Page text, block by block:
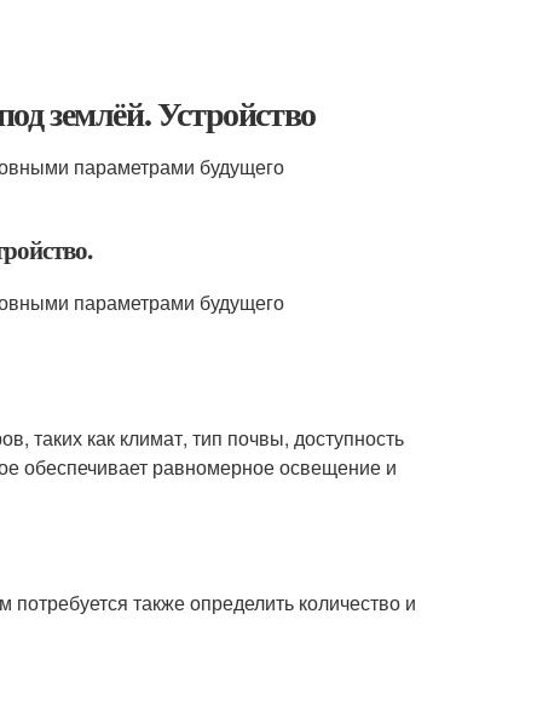
землёй. Устройство
параметрами будущего
параметрами будущего
таких как климат, тип почвы, доступность
обеспечивает равномерное освещение и
также определить количество и